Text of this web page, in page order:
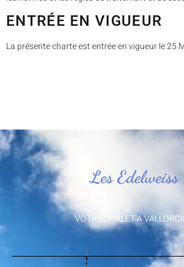
ENTRÉE EN VIGUEUR
La présente charte est entrée en vigueur le 25
VOTRE CHALET À